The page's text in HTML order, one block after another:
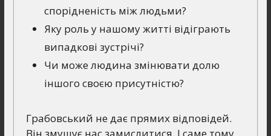
спорідненість між людьми?
Яку роль у нашому житті відіграють
випадкові зустрічі?
Чи може людина змінювати долю
іншого своєю присутністю?
Грабовський не дає прямих відповідей.